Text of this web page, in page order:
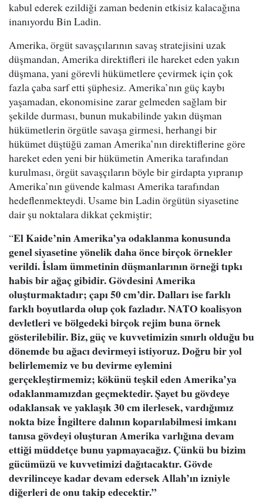
kabul ederek ezildiği zaman bedenin etkisiz kalacağına
inanıyordu Bin Ladin.
Amerika, örgüt savaşçılarının savaş stratejisini uzak
düşmandan, Amerika direktifleri ile hareket eden yakın
düşmana, yani görevli hükümetlere çevirmek için çok
fazla çaba sarf etti şüphesiz. Amerika’nın güç kaybı
yaşamadan, ekonomisine zarar gelmeden sağlam bir
şekilde durması, bunun mukabilinde yakın düşman
hükümetlerin örgütle savaşa girmesi, herhangi bir
hükümet düştüğü zaman Amerika’nın direktiflerine göre
hareket eden yeni bir hükümetin Amerika tarafından
kurulması, örgüt savaşçıların böyle bir girdapta yıpranıp
Amerika’nın güvende kalması Amerika tarafından
hedeflenmekteydi. Usame bin Ladin örgütün siyasetine
dair şu noktalara dikkat çekmiştir;
“El Kaide’nin Amerika’ya odaklanma konusunda
genel siyasetine yönelik daha önce birçok örnekler
verildi. İslam ümmetinin düşmanlarının örneği tıpkı
habis bir ağaç gibidir. Gövdesini Amerika
oluşturmaktadır; çapı 50 cm’dir. Dalları ise farklı
farklı boyutlarda olup çok fazladır. NATO koalisyon
devletleri ve bölgedeki birçok rejim buna örnek
gösterilebilir. Biz, güç ve kuvvetimizin sınırlı olduğu bu
dönemde bu ağacı devirmeyi istiyoruz. Doğru bir yol
belirlememiz ve bu devirme eylemini
gerçekleştirmemiz; kökünü teşkil eden Amerika’ya
odaklanmamızdan geçmektedir. Şayet bu gövdeye
odaklansak ve yaklaşık 30 cm ilerlesek, vardığımız
nokta bize İngiltere dalının koparılabilmesi imkanı
tanısa gövdeyi oluşturan Amerika varlığına devam
ettiği müddetçe bunu yapmayacağız. Çünkü bu bizim
gücümüzü ve kuvvetimizi dağıtacaktır. Gövde
devrilinceye kadar devam edersek Allah’ın izniyle
diğerleri de onu takip edecektir.”